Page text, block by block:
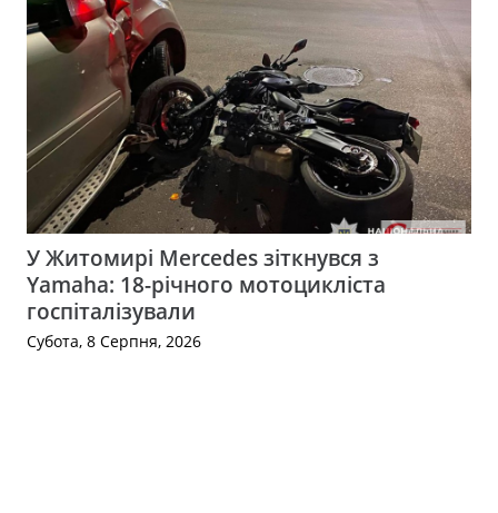
У Житомирі Mercedes зіткнувся з
Yamaha: 18-річного мотоцикліста
госпіталізували
Субота, 8 Серпня, 2026